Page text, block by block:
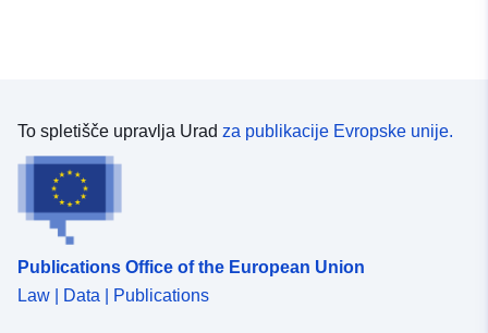
To spletišče upravlja Urad za publikacije Evropske unije.
Publications Office of the European Union
Law | Data | Publications